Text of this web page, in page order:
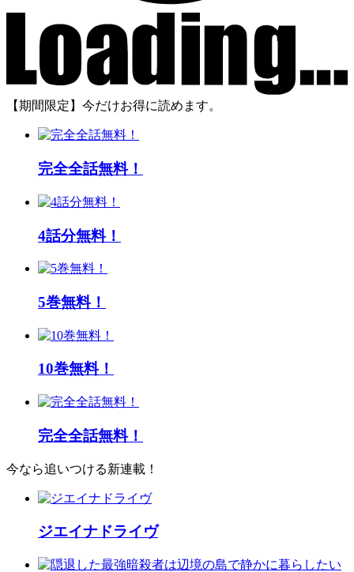
【期間限定】今だけお得に読めます。
完全全話無料！
4話分無料！
5巻無料！
10巻無料！
完全全話無料！
今なら追いつける新連載！
ジエイナドライヴ